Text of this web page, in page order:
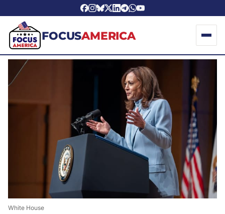
FOCUSAMERICA
White House